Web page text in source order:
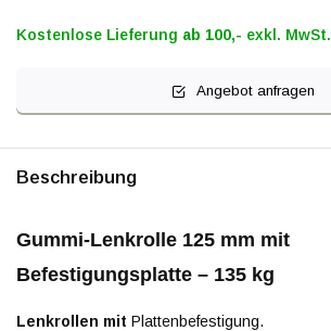
Kostenlose Lieferung ab 100,- exkl. MwSt.
Angebot anfragen
Beschreibung
Gummi-Lenkrolle 125 mm mit
Befestigungsplatte – 135 kg
Lenkrollen mit Plattenbefestigung.